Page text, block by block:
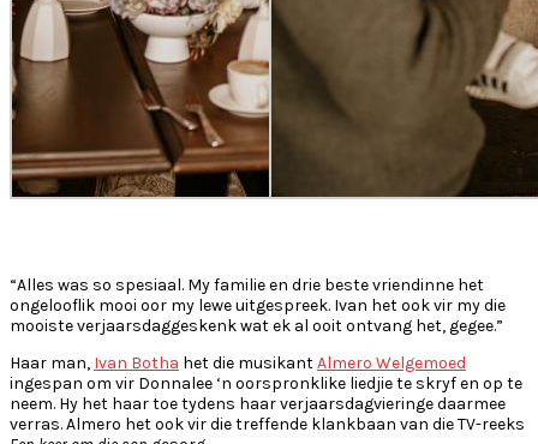
“Alles was so spesiaal. My familie en drie beste vriendinne het
ongelooflik mooi oor my lewe uitgespreek. Ivan het ook vir my die
mooiste verjaarsdaggeskenk wat ek al ooit ontvang het, gegee.”
Haar man, Ivan Botha het die musikantAlmero Welgemoed
ingespan om vir Donnalee ‘n oorspronklike liedjie te skryf en op te
neem. Hy het haar toe tydens haar verjaarsdagvieringe daarmee
verras. Almero het ook vir die treffende klankbaan van die TV-reeks